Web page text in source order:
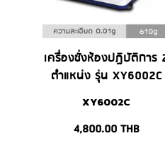
เครื่องชั่งห้องปฏิบัติการ
ตำแหน่ง รุ่น XY6002C
XY6002C
4,800.00 THB